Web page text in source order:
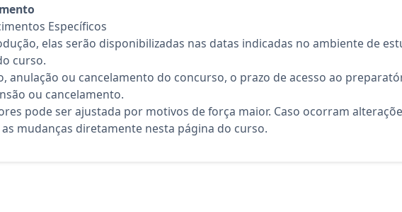
Específicos
elas serão disponibilizadas nas datas indicadas no ambiente de
curso.
anulação ou cancelamento do concurso, o prazo de acesso ao
ou cancelamento.
pode ser ajustada por motivos de força maior. Caso ocorram
mudanças diretamente nesta página do curso.